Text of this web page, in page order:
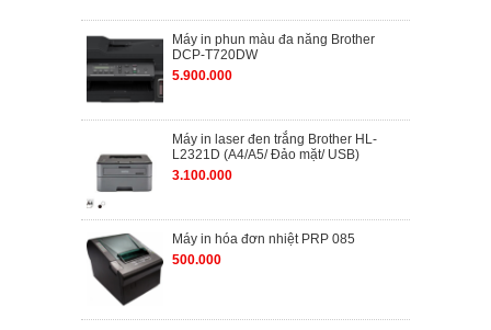
Máy in phun màu đa năng Brother
DCP-T720DW
5.900.000
Máy in laser đen trắng Brother HL-
L2321D (A4/A5/ Đảo mặt/ USB)
3.100.000
Máy in hóa đơn nhiệt PRP 085
500.000